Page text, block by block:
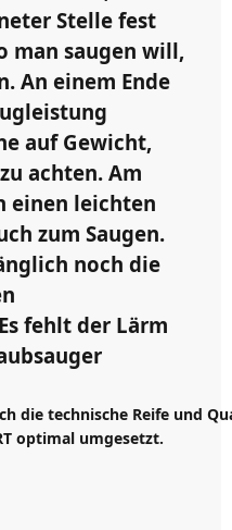
Stelle fest
man saugen will,
An einem Ende
auf Gewicht,
achten. Am
einen leichten
zum Saugen.
noch die
fehlt der Lärm
die technische Reife und
optimal umgesetzt.